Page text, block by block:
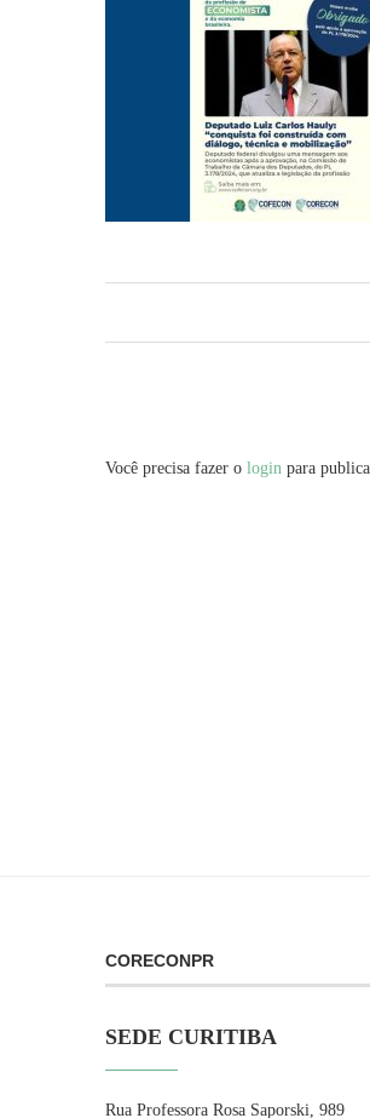
Você precisa fazer o login para
CORECONPR
SEDE CURITIBA
Rua Professora Rosa Saporski, 989